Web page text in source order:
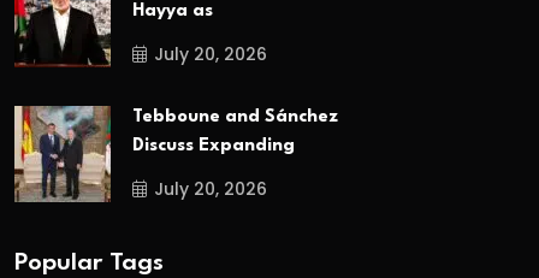
Hayya as
July 20, 2026
Tebboune and Sánchez
Discuss Expanding
July 20, 2026
Popular Tags